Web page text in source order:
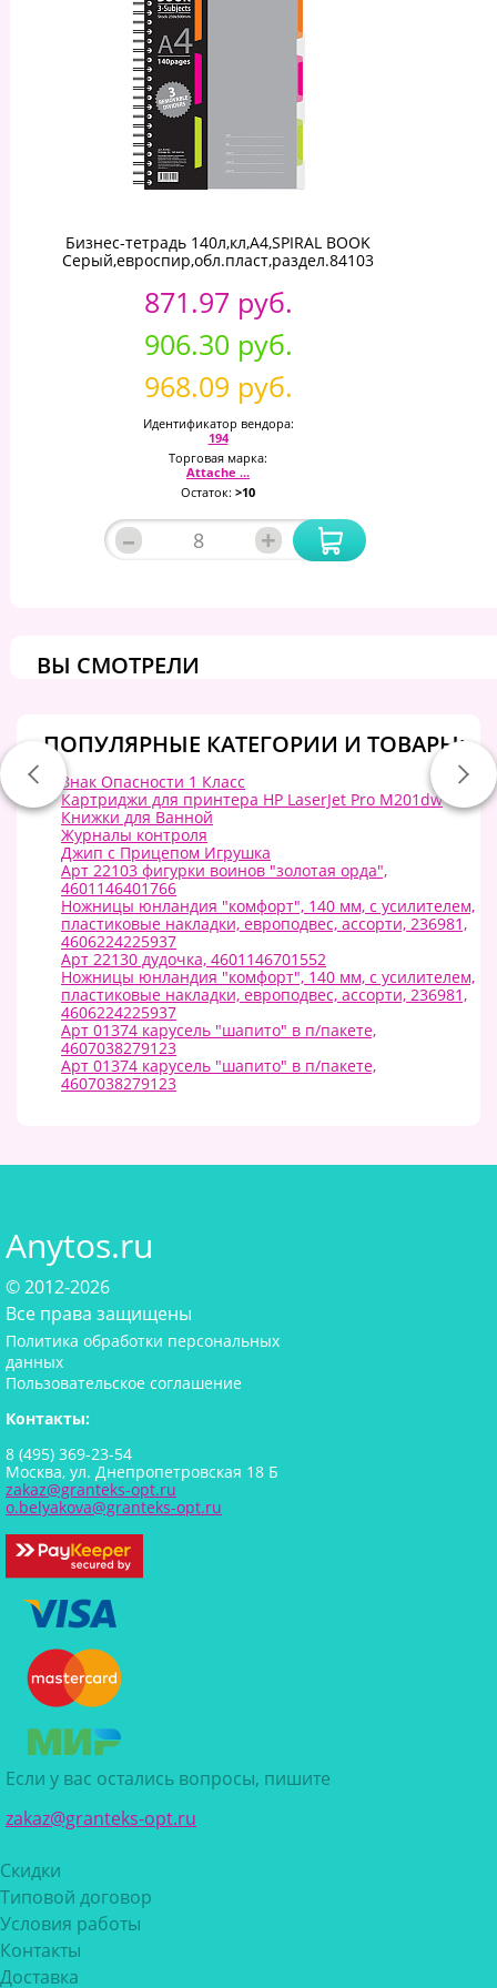
Бизнес-тетрадь 140л,кл,А4,SPIRAL BOOK
Серый,евроспир,обл.пласт,раздел.84103
871.97 руб.
906.30 руб.
968.09 руб.
Идентификатор вендора:
194
Торговая марка:
Attache ...
Остаток: >10
– +
ВЫ СМОТРЕЛИ
ПОПУЛЯРНЫЕ КАТЕГОРИИ И ТОВАРЫ:
Знак Опасности 1 Класс
Картриджи для принтера HP LaserJet Pro M201dw
Книжки для Ванной
Журналы контроля
Джип с Прицепом Игрушка
Арт 22103 фигурки воинов "золотая орда",
4601146401766
Ножницы юнландия "комфорт", 140 мм, с усилителем,
пластиковые накладки, европодвес, ассорти, 236981,
4606224225937
Арт 22130 дудочка, 4601146701552
Ножницы юнландия "комфорт", 140 мм, с усилителем,
пластиковые накладки, европодвес, ассорти, 236981,
4606224225937
Арт 01374 карусель "шапито" в п/пакете,
4607038279123
Арт 01374 карусель "шапито" в п/пакете,
4607038279123
Anytos.ru
© 2012-2026
Все права защищены
Политика обработки персональных
данных
Пользовательское соглашение
Контакты:
8 (495) 369-23-54
Москва, ул. Днепропетровская 18 Б
zakaz@granteks-opt.ru
o.belyakova@granteks-opt.ru
Если у вас остались вопросы, пишите
zakaz@granteks-opt.ru
Скидки
Типовой договор
Условия работы
Контакты
Доставка